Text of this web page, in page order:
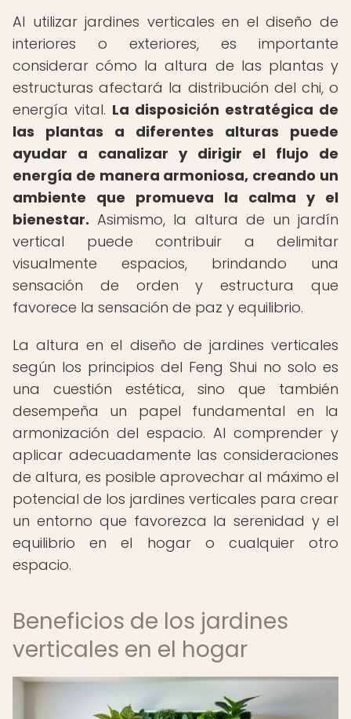
Al utilizar jardines verticales en el diseño de
interiores o exteriores, es importante
considerar cómo la altura de las plantas y
estructuras afectará la distribución del chi, o
energía vital. La disposición estratégica de
las plantas a diferentes alturas puede
ayudar a canalizar y dirigir el flujo de
energía de manera armoniosa, creando un
ambiente que promueva la calma y el
bienestar. Asimismo, la altura de un jardín
vertical puede contribuir a delimitar
visualmente espacios, brindando una
sensación de orden y estructura que
favorece la sensación de paz y equilibrio.
La altura en el diseño de jardines verticales
según los principios del Feng Shui no solo es
una cuestión estética, sino que también
desempeña un papel fundamental en la
armonización del espacio. Al comprender y
aplicar adecuadamente las consideraciones
de altura, es posible aprovechar al máximo el
potencial de los jardines verticales para crear
un entorno que favorezca la serenidad y el
equilibrio en el hogar o cualquier otro
espacio.
Beneficios de los jardines
verticales en el hogar